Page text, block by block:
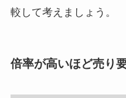
較して考えましょう。
倍率が高いほど売り